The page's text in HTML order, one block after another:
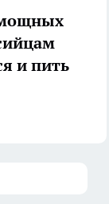
и пить